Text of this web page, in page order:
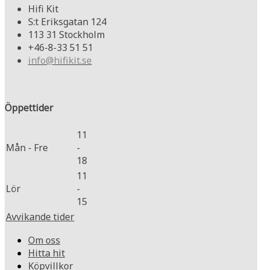
Hifi Kit
S:t Eriksgatan 124
113 31 Stockholm
+46-8-33 51 51
info@hifikit.se
Öppettider
Mån - Fre
11
-
18
Lör
11
-
15
Avvikande tider
Om oss
Hitta hit
Köpvillkor